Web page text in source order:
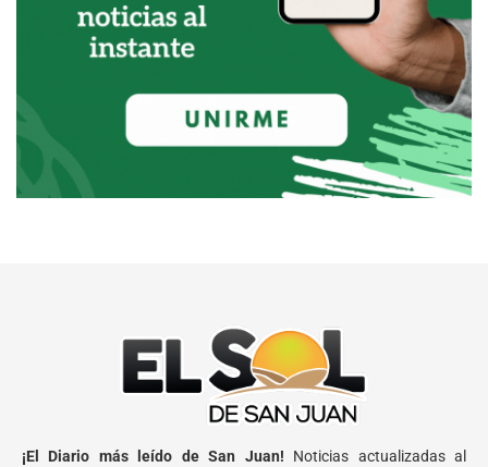
¡El Diario más leído de San Juan! Noticias actualizadas al